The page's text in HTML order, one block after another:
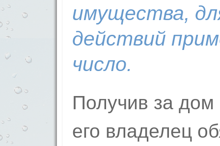
имущества,
действий
число.
Получив за
его владелец